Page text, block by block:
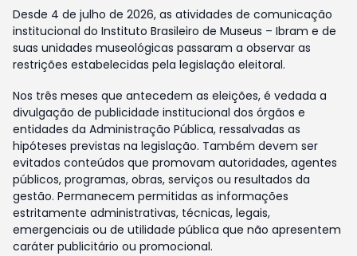
Desde 4 de julho de 2026, as atividades de comunicação
institucional do Instituto Brasileiro de Museus – Ibram e de
suas unidades museológicas passaram a observar as
restrições estabelecidas pela legislação eleitoral.
Nos três meses que antecedem as eleições, é vedada a
divulgação de publicidade institucional dos órgãos e
entidades da Administração Pública, ressalvadas as
hipóteses previstas na legislação. Também devem ser
evitados conteúdos que promovam autoridades, agentes
públicos, programas, obras, serviços ou resultados da
gestão. Permanecem permitidas as informações
estritamente administrativas, técnicas, legais,
emergenciais ou de utilidade pública que não apresentem
caráter publicitário ou promocional.